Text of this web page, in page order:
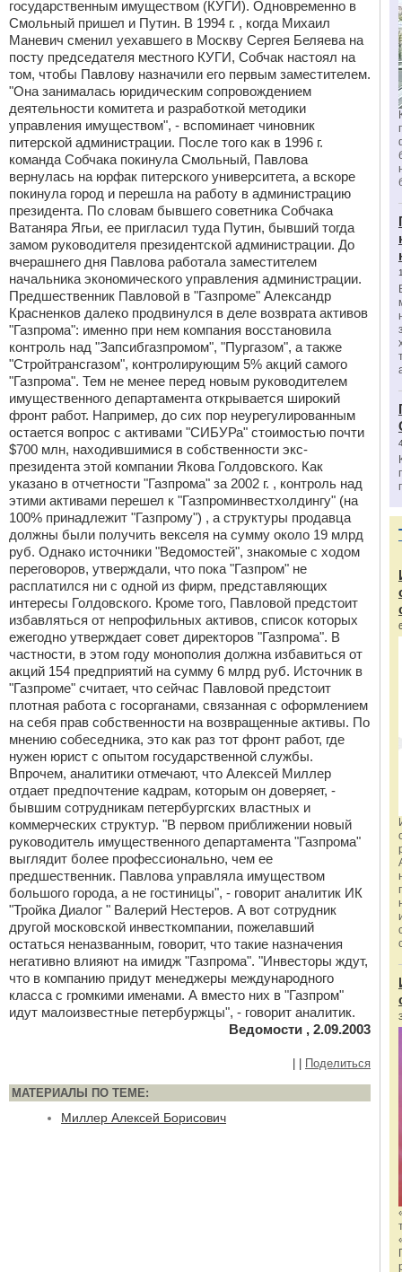
государственным имуществом (КУГИ). Одновременно в
Смольный пришел и Путин. В 1994 г. , когда Михаил
Маневич сменил уехавшего в Москву Сергея Беляева на
посту председателя местного КУГИ, Собчак настоял на
том, чтобы Павлову назначили его первым заместителем.
"Она занималась юридическим сопровождением
деятельности комитета и разработкой методики
управления имуществом", - вспоминает чиновник
питерской администрации. После того как в 1996 г.
команда Собчака покинула Смольный, Павлова
вернулась на юрфак питерского университета, а вскоре
покинула город и перешла на работу в администрацию
президента. По словам бывшего советника Собчака
Ватаняра Ягьи, ее пригласил туда Путин, бывший тогда
замом руководителя президентской администрации. До
вчерашнего дня Павлова работала заместителем
начальника экономического управления администрации.
Предшественник Павловой в "Газпроме" Александр
Красненков далеко продвинулся в деле возврата активов
"Газпрома": именно при нем компания восстановила
контроль над "Запсибгазпромом", "Пургазом", а также
"Стройтрансгазом", контролирующим 5% акций самого
"Газпрома". Тем не менее перед новым руководителем
имущественного департамента открывается широкий
фронт работ. Например, до сих пор неурегулированным
остается вопрос с активами "СИБУРа" стоимостью почти
$700 млн, находившимися в собственности экс-
президента этой компании Якова Голдовского. Как
указано в отчетности "Газпрома" за 2002 г. , контроль над
этими активами перешел к "Газпроминвестхолдингу" (на
100% принадлежит "Газпрому") , а структуры продавца
должны были получить векселя на сумму около 19 млрд
руб. Однако источники "Ведомостей", знакомые с ходом
переговоров, утверждали, что пока "Газпром" не
расплатился ни с одной из фирм, представляющих
интересы Голдовского. Кроме того, Павловой предстоит
избавляться от непрофильных активов, список которых
ежегодно утверждает совет директоров "Газпрома". В
частности, в этом году монополия должна избавиться от
акций 154 предприятий на сумму 6 млрд руб. Источник в
"Газпроме" считает, что сейчас Павловой предстоит
плотная работа с госорганами, связанная с оформлением
на себя прав собственности на возвращенные активы. По
мнению собеседника, это как раз тот фронт работ, где
нужен юрист с опытом государственной службы.
Впрочем, аналитики отмечают, что Алексей Миллер
отдает предпочтение кадрам, которым он доверяет, -
бывшим сотрудникам петербургских властных и
коммерческих структур. "В первом приближении новый
руководитель имущественного департамента "Газпрома"
выглядит более профессионально, чем ее
предшественник. Павлова управляла имуществом
большого города, а не гостиницы", - говорит аналитик ИК
"Тройка Диалог " Валерий Нестеров. А вот сотрудник
другой московской инвесткомпании, пожелавший
остаться неназванным, говорит, что такие назначения
негативно влияют на имидж "Газпрома". "Инвесторы ждут,
что в компанию придут менеджеры международного
класса с громкими именами. А вместо них в "Газпром"
идут малоизвестные петербуржцы", - говорит аналитик.
Ведомости , 2.09.2003
Поделиться
МАТЕРИАЛЫ ПО ТЕМЕ:
Миллер Алексей Борисович